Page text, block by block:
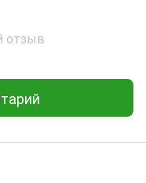
отзыв